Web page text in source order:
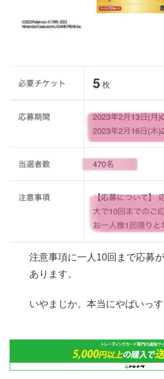
注意事項に一人10回まで応募
あります。
いやまじか。本当にやばいっす